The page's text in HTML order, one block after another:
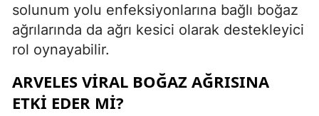
solunum yolu enfeksiyonlarına bağlı boğaz
ağrılarında da ağrı kesici olarak destekleyici
rol oynayabilir.
ARVELES VIRAL BOĞAZ AĞRISINA
ETKI EDER MI?